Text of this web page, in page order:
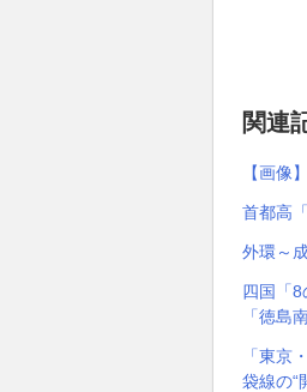
関連
【画像
首都高
外環～
四国「8
「徳島
「東京
袋線の“